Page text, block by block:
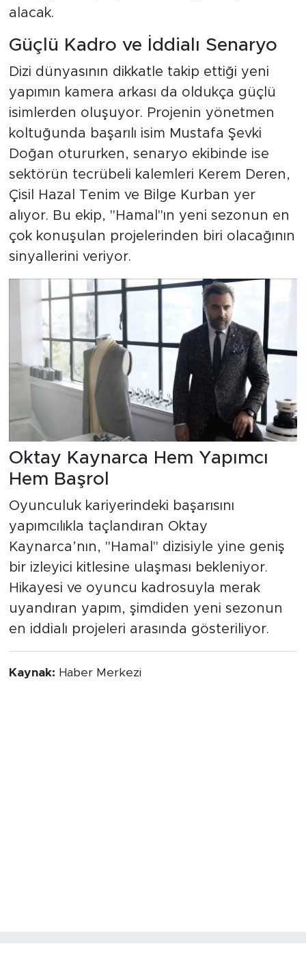
alacak.
Güçlü Kadro ve İddialı Senaryo
Dizi dünyasının dikkatle takip ettiği yeni
yapımın kamera arkası da oldukça güçlü
isimlerden oluşuyor. Projenin yönetmen
koltuğunda başarılı isim Mustafa Şevki
Doğan otururken, senaryo ekibinde ise
sektörün tecrübeli kalemleri Kerem Deren,
Çisil Hazal Tenim ve Bilge Kurban yer
alıyor. Bu ekip, "Hamal"ın yeni sezonun en
çok konuşulan projelerinden biri olacağının
sinyallerini veriyor.
Oktay Kaynarca Hem Yapımcı
Hem Başrol
Oyunculuk kariyerindeki başarısını
yapımcılıkla taçlandıran Oktay
Kaynarca’nın, "Hamal" dizisiyle yine geniş
bir izleyici kitlesine ulaşması bekleniyor.
Hikayesi ve oyuncu kadrosuyla merak
uyandıran yapım, şimdiden yeni sezonun
en iddialı projeleri arasında gösteriliyor.
Kaynak: Haber Merkezi